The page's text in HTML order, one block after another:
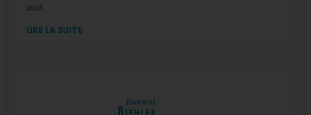
2026
LIRE LA SUITE